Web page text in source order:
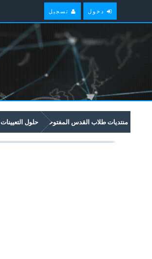
دخول تسجيل
منتديات طلاب القدس المفتوحة حلول التعيينات